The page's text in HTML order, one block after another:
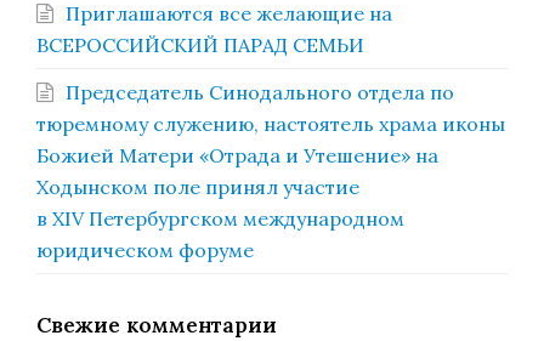
Приглашаются все желающие на
ВСЕРОССИЙСКИЙ ПАРАД СЕМЬИ
Председатель Синодального отдела по
тюремному служению, настоятель храма иконы
Божией Матери «Отрада и Утешение» на
Ходынском поле принял участие
в XIV Петербургском международном
юридическом форуме
Свежие комментарии